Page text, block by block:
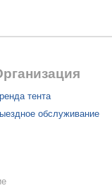
тента
обслуживание